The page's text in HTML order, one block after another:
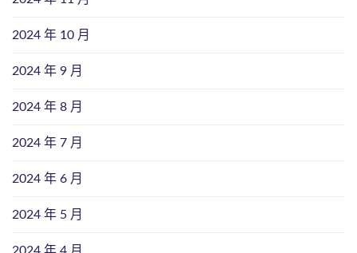
2024 年 10 月
2024 年 9 月
2024 年 8 月
2024 年 7 月
2024 年 6 月
2024 年 5 月